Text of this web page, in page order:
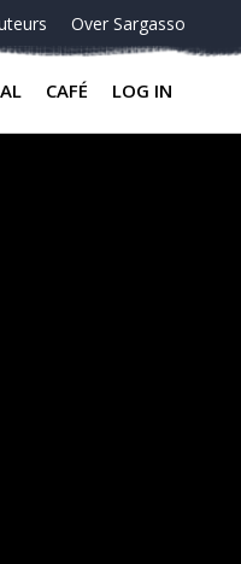
Over Sargasso
CAFÉ LOG IN